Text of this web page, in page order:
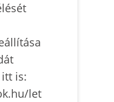
is:
let